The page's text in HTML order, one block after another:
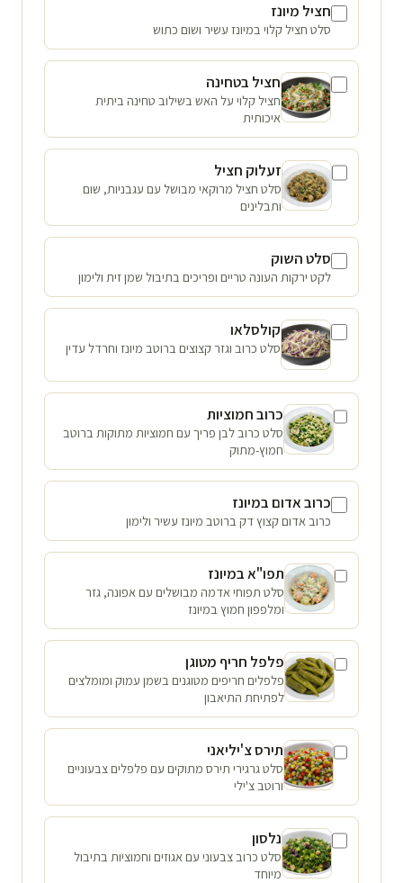
חציל מיונז
סלט חציל קלוי במיונז עשיר ושום כתוש
חציל בטחינה
חציל קלוי על האש בשילוב טחינה ביתית
איכותית
זעלוק חציל
סלט חציל מרוקאי מבושל עם עגבניות, שום
ותבלינים
סלט השוק
לקט ירקות העונה טריים ופריכים בתיבול שמן זית ולימון
קולסלאו
סלט כרוב וגזר קצוצים ברוטב מיונז וחרדל עדין
כרוב חמוציות
סלט כרוב לבן פריך עם חמוציות מתוקות ברוטב
חמוץ-מתוק
כרוב אדום במיונז
כרוב אדום קצוץ דק ברוטב מיונז עשיר ולימון
תפו"א במיונז
סלט תפוחי אדמה מבושלים עם אפונה, גזר
ומלפפון חמוץ במיונז
פלפל חריף מטוגן
פלפלים חריפים מטוגנים בשמן עמוק ומומלצים
לפתיחת התיאבון
תירס צ'יליאני
סלט גרגירי תירס מתוקים עם פלפלים צבעוניים
ורוטב צ'ילי
נלסון
סלט כרוב צבעוני עם אגוזים וחמוציות בתיבול
מיוחד